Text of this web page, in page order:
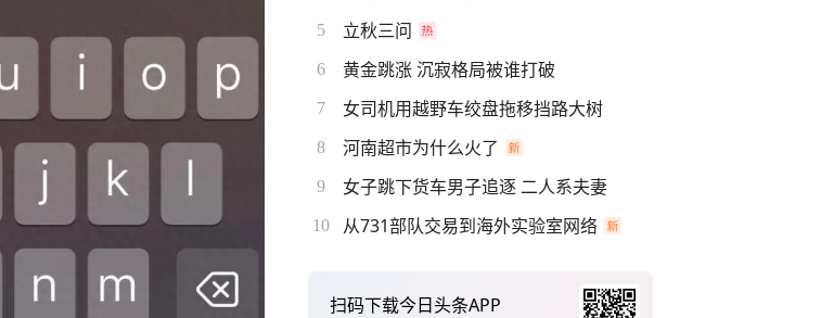
5 立秋三问
6 黄金跳涨 沉寂格局被谁打破
7 女司机用越野车绞盘拖移挡路大树
8 河南超市为什么火了
9 女子跳下货车男子追逐 二人系夫妻
10 从731部队交易到海外实验室网络
扫码下载今日头条APP